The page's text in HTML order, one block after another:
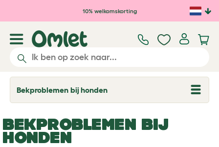
Ga naar de hoofdinhoud
10% welkomskorting
Bekproblemen bij honden
T
o
e
d
BEKPROBLEMEN BIJ
HONDEN